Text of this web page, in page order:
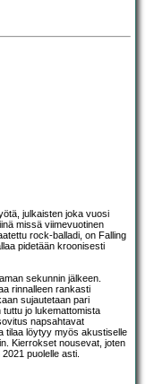
julkaisten joka vuosi
missä viimevuotinen
rock-balladi, on Falling
pidetään kroonisesti
sekunnin jälkeen.
rinnalleen rankasti
sujautetaan pari
tuttu jo lukemattomista
napsahtavat
tilaa löytyy myös akustiselle
Kierrokset nousevat, joten
puolelle asti.